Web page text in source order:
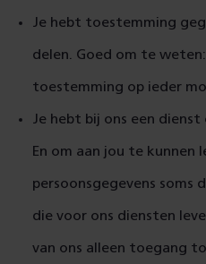
Je hebt toestemming
delen. Goed om te
toestemming op ieder
Je hebt bij ons een
En om aan jou te kunnen
persoonsgegevens soms
die voor ons diensten
van ons alleen toegang